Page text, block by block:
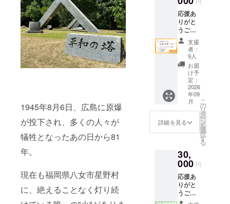
1945年8月6日、広島に原爆
が投下され、多くの人々が
犠牲となったあの日から81
年。
現在も福岡県八女市星野村
に、絶えることなく灯り続
じ内容
になっ
ており
ます。
イドを
お送り
しま
す。 ③
ピース
キャン
ドル終
了後(9
月頃)に
2026年
活動報
告をお
送りし
ます。
※応援隊
他の金
額と同
じ内容
になっ
ており
ます。
応援あ
りがと
うござ
いま
す！ ①
ピース
アク
ション
SNSに
て、公
式サ
ポー
ターと
してお
名前を
掲載。
期間終
了後、
サンク
スメー
ルをお
送りし
ます。
支援
者：
9人
お届
け予
定：
2026
年09
月
詳細を見る
こ
の
リ
タ
ー
ン
を
選
択
す
る
30,
000 円
応援あ
りがと
うござ
いま